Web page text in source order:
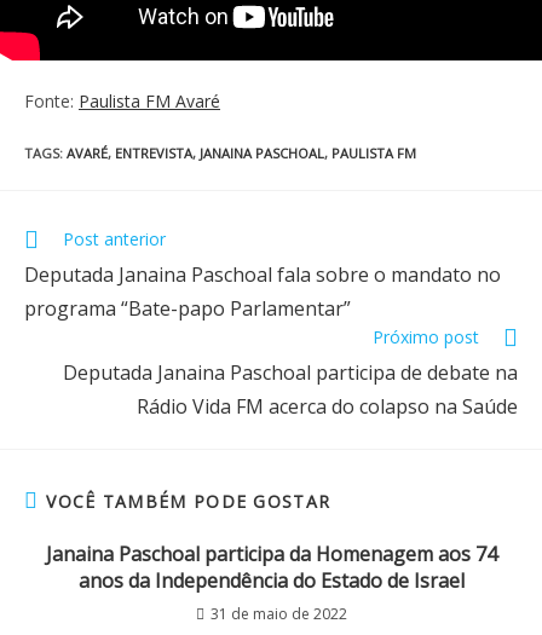
Fonte: Paulista FM Avaré
TAGS: AVARÉ, ENTREVISTA, JANAINA PASCHOAL, PAULISTA FM
Post anterior
Deputada Janaina Paschoal fala sobre o mandato no
programa “Bate-papo Parlamentar”
Próximo post
Deputada Janaina Paschoal participa de debate na
Rádio Vida FM acerca do colapso na Saúde
VOCÊ TAMBÉM PODE GOSTAR
Janaina Paschoal participa da Homenagem aos 74
anos da Independência do Estado de Israel
31 de maio de 2022